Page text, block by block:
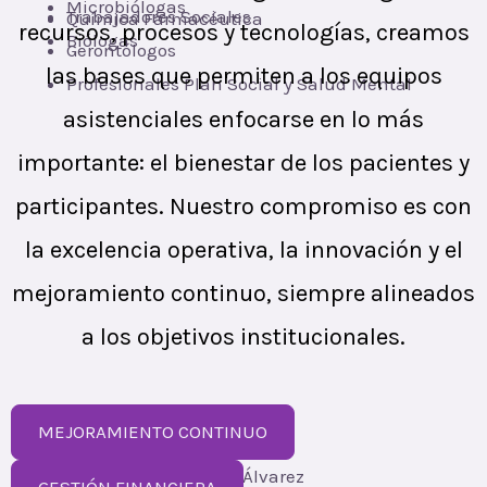
Química Farmacéutica
Microbiólogas
Biólogas
Trabajadores Sociales
Gerontólogos
Profesionales Plan Social y Salud Mental
recursos, procesos y tecnologías, creamos
las bases que permiten a los equipos
asistenciales enfocarse en lo más
importante: el bienestar de los pacientes y
participantes. Nuestro compromiso es con
la excelencia operativa, la innovación y el
mejoramiento continuo, siempre alineados
a los objetivos institucionales.
MEJORAMIENTO CONTINUO
Erika Andrea Gallego Álvarez